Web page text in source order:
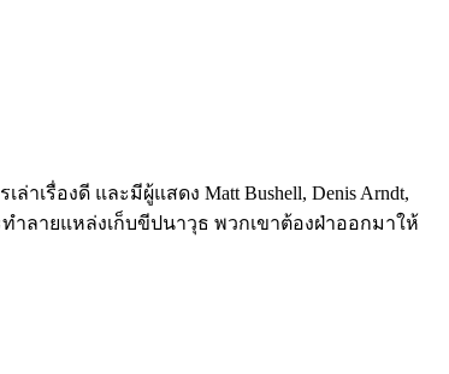
เรื่องดี และมีผู้แสดง Matt Bushell, Denis Arndt,
ำลายแหล่งเก็บขีปนาวุธ พวกเขาต้องฝ่าออกมาให้